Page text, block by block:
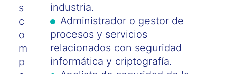
industria.
Administrador o gestor de
procesos y servicios
relacionados con seguridad
informática y criptografía.
s
c
o
m
p